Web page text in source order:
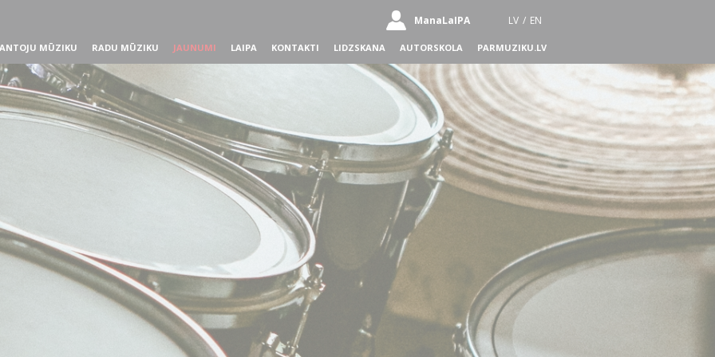
ManaLaIPA LV / EN
MŪZIKU RADU MŪZIKU JAUNUMI LAIPA KONTAKTI LIDZSKANA AUTORSKOLA PARMUZIKU.LV